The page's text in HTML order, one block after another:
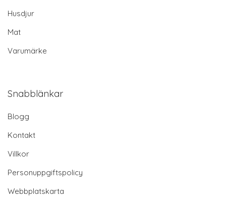
Husdjur
Mat
Varumärke
Snabblänkar
Blogg
Kontakt
Villkor
Personuppgiftspolicy
Webbplatskarta